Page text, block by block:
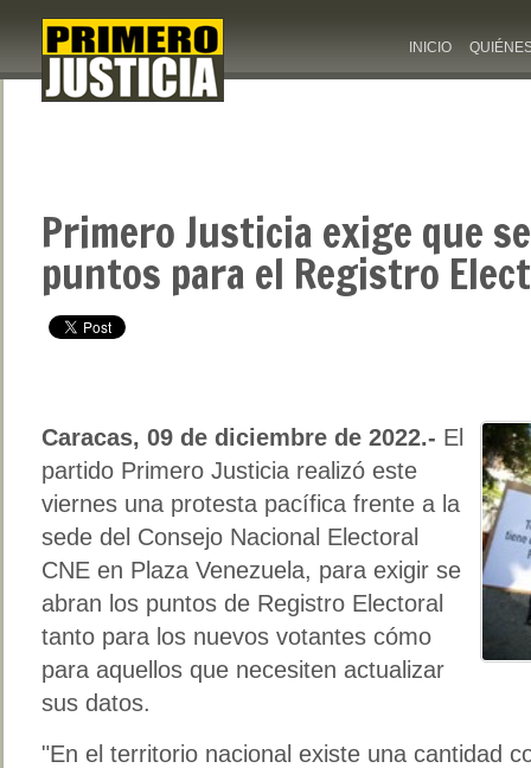
INICIO
Primero Justicia exige que
puntos para el Registro
Caracas, 09 de diciembre de 2022.- El
partido Primero Justicia realizó este
viernes una protesta pacífica frente a la
sede del Consejo Nacional Electoral
CNE en Plaza Venezuela, para exigir se
abran los puntos de Registro Electoral
tanto para los nuevos votantes cómo
para aquellos que necesiten actualizar
sus datos.
"En el territorio nacional existe una cantidad